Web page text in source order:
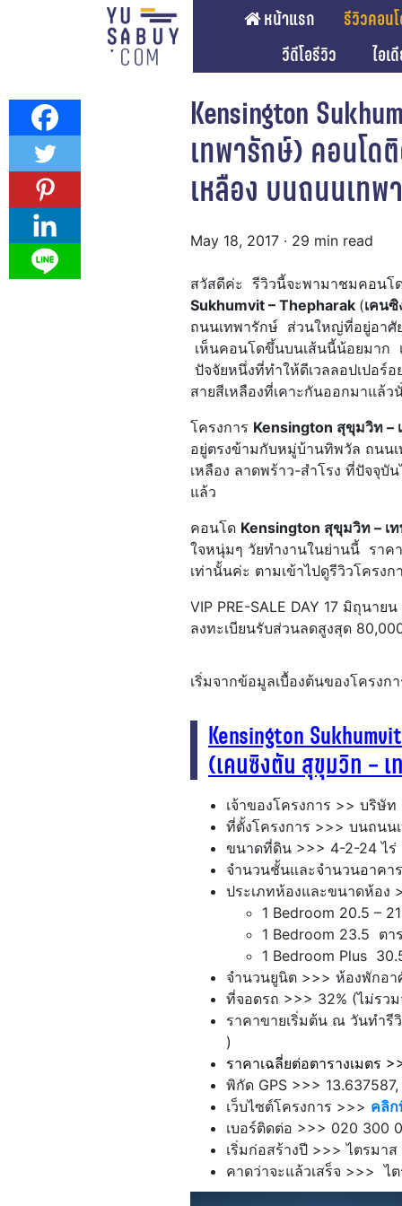
หน้าแรก
รีวิวคอน
วีดีโอรีวิว
ไอเ
Kensington
เทพารักษ์) คอนโ
เหลือง บนถนนเท
May 18, 2017 · 29 min read
สวัสดีค่ะ รีวิวนี้จะพามาชมคอนโ
Sukhumvit – Thepharak (เคน
ถนนเทพารักษ์ ส่วนใหญ่ที่อยู่อาศั
เห็นคอนโดขึ้นบนเส้นนี้น้อยมาก
ปัจจัยหนึ่งที่ทำให้ดีเวลลอปเปอร์
สายสีเหลืองที่เคาะกันออกมาแล้ว
โครงการ Kensington สุขุมวิท –
อยู่ตรงข้ามกับหมู่บ้านทิพวัล ถนน
เหลือง ลาดพร้าว-สำโรง ที่ปัจจุบั
แล้ว
คอนโด Kensington สุขุมวิท – เ
ใจหนุ่มๆ วัยทำงานในย่านนี้ ราค
เท่านั้นค่ะ ตามเข้าไปดูรีวิวโครงก
VIP PRE-SALE DAY 17 มิถุนาย
ลงทะเบียนรับส่วนลดสูงสุด
เริ่มจากข้อมูลเบื้องต้นของโครงก
Kensington
(เคนซิงตัน สุขุมวิท –
เจ้าของโครงการ >> บริษั
ที่ตั้งโครงการ >>> บนถน
ขนาดที่ดิน >>> 4-2-24 ไร่
จำนวนชั้นและจำนวนอาคา
ประเภทห้องและขนาดห้อง
1 Bedroom 20.5 – 21
1 Bedroom 23.5 ตา
1 Bedroom Plus
จำนวนยูนิต >>> ห้องพักอา
ที่จอดรถ >>> 32% (ไม่รว
ราคาขายเริ่มต้น ณ วันทำ
)
ราคาเฉลี่ยต่อตารางเมตร
พิกัด GPS >>>
เว็บไซต์โครงการ >>> คลิ
เบอร์ติดต่อ >>> 020 300
เริ่มก่อสร้างปี >>> ไตรมา
คาดว่าจะแล้วเสร็จ >>> ไ